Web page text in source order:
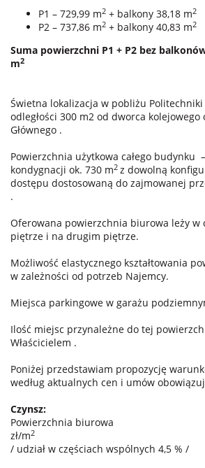
P1 – 729,99 m2 + balkony 38,18 m2
P2 – 737,86 m2 + balkony 40,83 m2
Suma powierzchni P1 + P2 bez
m2
Świetna lokalizacja w pobliżu
odległości 300 m2 od dworca kolejowego
Głównego .
Powierzchnia użytkowa całego budynku
kondygnacji ok. 730 m2 z dowolną
dostępu dostosowaną do zajmowanej
.
Oferowana powierzchnia biurowa leży w
piętrze i na drugim piętrze.
Możliwość elastycznego kształtowania
w zależności od potrzeb Najemcy.
Miejsca parkingowe w garażu
Ilość miejsc przynależne do tej
Właścicielem .
Poniżej przedstawiam propozycję
według aktualnych cen i umów
Czynsz:
Powierzchnia
zł/m2
/ udział w częściach wspólnych 4,5 % /